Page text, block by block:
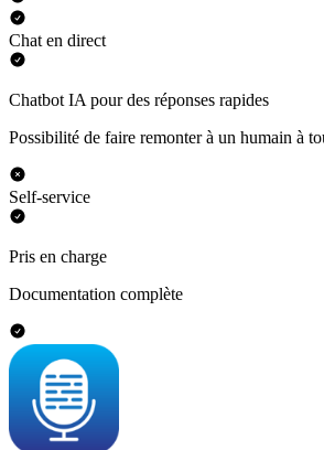
Chat en direct
Chatbot IA pour des réponses rapides
Possibilité de faire remonter à un humain à
Self-service
Pris en charge
Documentation complète